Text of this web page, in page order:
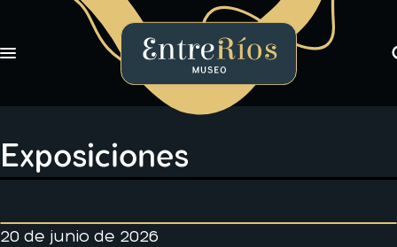
Toggle navigation
EntreRíos Museo
Libros
Novedades
Exposiciones
20 de junio de 2026